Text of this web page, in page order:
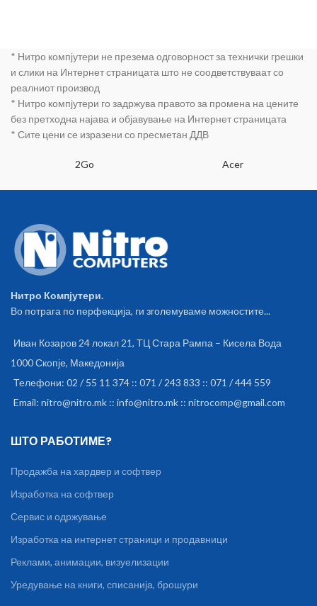
* Нитро компјутери не презема одговорност за технички грешки
и слики на Интернет страницата што не соодветствуваат со
реалниот производ
* Нитро компјутери го задржува правото за промена на цените
без претходна најава и објавување на Интернет страницата
* Сите цени се изразени со пресметан ДДВ
2Go Acer
Нитро Компјутери.
Во потрага по перфекција, ги зголемуваме можностите...
Иван Козаров 24 локал 21, ТЦ Стара Рампа – Кисела Вода
1000 Скопје, Македонија
Телефони: 02 / 55 11 374 :: 071 / 243 833 :: 071 / 444 559
Email: nitro@nitro.mk :: info@nitro.mk :: nitrocomp@gmail.com
ШТО РАБОТИМЕ?
Продажба на хардвер и софтвер
Изработка на софтвер
Сервис и одржување
Изработка на интернет страници и продавници
Реклами, анимации, визуелизации
Уредување на книги, списанија, брошури